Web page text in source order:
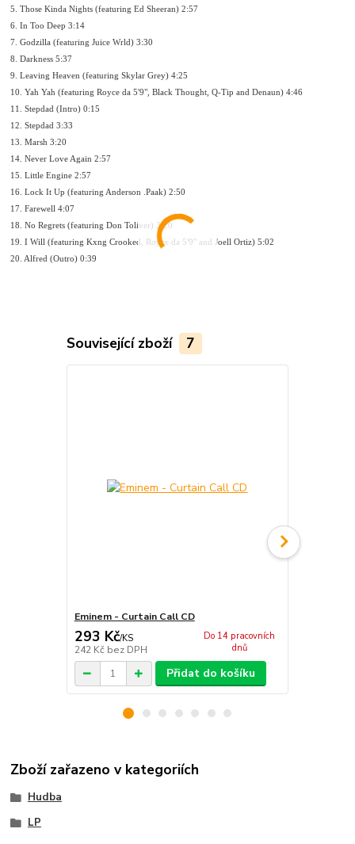
5. Those Kinda Nights (featuring Ed Sheeran) 2:57
6. In Too Deep 3:14
7. Godzilla (featuring Juice Wrld) 3:30
8. Darkness 5:37
9. Leaving Heaven (featuring Skylar Grey) 4:25
10. Yah Yah (featuring Royce da 5'9", Black Thought, Q-Tip and Denaun) 4:46
11. Stepdad (Intro) 0:15
12. Stepdad 3:33
13. Marsh 3:20
14. Never Love Again 2:57
15. Little Engine 2:57
16. Lock It Up (featuring Anderson .Paak) 2:50
17. Farewell 4:07
18. No Regrets (featuring Don Toliver) 3:20
19. I Will (featuring Kxng Crooked, Royce da 5'9" and Joell Ortiz) 5:02
20. Alfred (Outro) 0:39
Související zboží 7
Eminem - Curtain Call CD
293 Kč/KS
242 Kč bez DPH
Do 14 pracovních
dnů
Přidat do košíku
Zboží zařazeno v kategoriích
Hudba
LP